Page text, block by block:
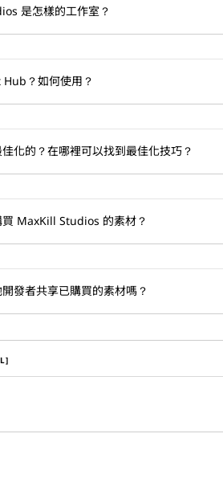
是怎樣的工作室？
？如何使用？
化的？在哪裡可以找到最佳化技巧？
MaxKill Studios 的素材？
發者共享已購買的素材嗎？